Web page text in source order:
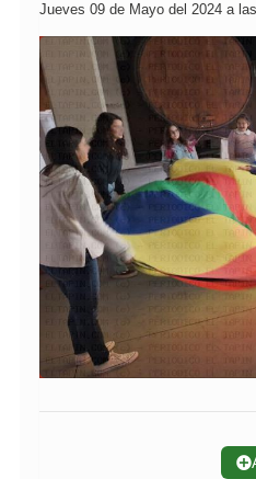
Jueves 09 de Mayo del 2024 a
➕